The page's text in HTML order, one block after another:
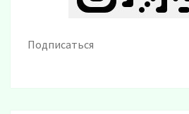
Подписаться